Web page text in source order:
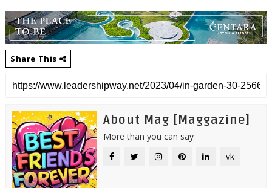
Share This
About Mag [Maggazine]
More than you can say
vk